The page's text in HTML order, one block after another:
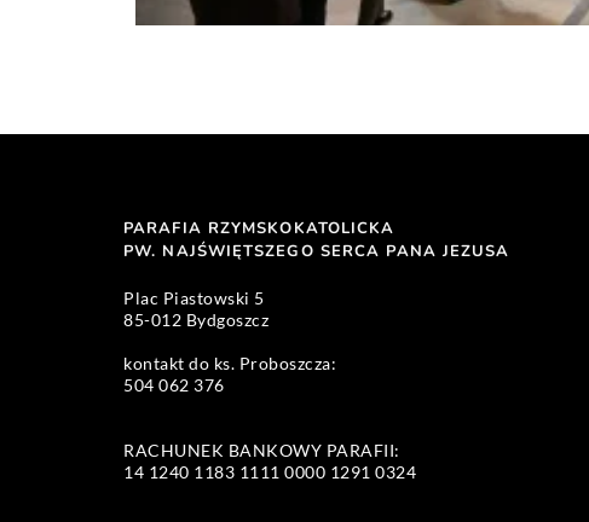
PARAFIA RZYMSKOKATOLICKA
PW. NAJŚWIĘTSZEGO SERCA PANA JEZUSA
Plac Piastowski 5
85-012 Bydgoszcz
kontakt do ks. Proboszcza:
504 062 376
RACHUNEK BANKOWY PARAFII:
14 1240 1183 1111 0000 1291 0324